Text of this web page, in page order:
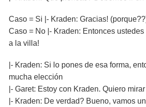
Caso = Si |- Kraden: Gracias!
Caso = No |- Kraden: Entonces
a la villa!
|- Kraden: Si lo pones de esa forma,
mucha elección
|- Garet: Estoy con Kraden. Quiero
|- Kraden: De verdad? Bueno, vamos